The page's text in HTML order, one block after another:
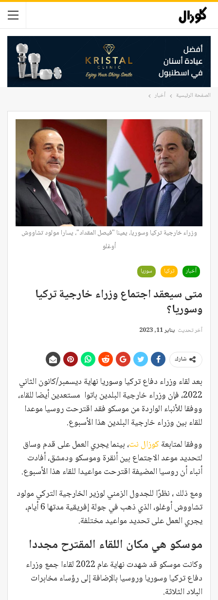
الصفحة الرئيسية أخبار
وزراء خارجية تركيا وسوريا، يمينا "فيصل المقداد"، يسارا مولود تشاووش
أوغلو
أخبار تركيا سوريا
متى سيعقد اجتماع وزراء خارجية تركيا
وسوريا؟
آخر تحديث يناير 11, 2023
شارك
بعد لقاء وزراء دفاع تركيا وسوريا نهاية ديسمبر/كانون الثاني
2022، فإن وزراء خارجية البلدين باتوا مستعدين أيضا للقاء،
ووفقا للأنباء الواردة من موسكو فقد اقترحت روسيا موعدا
للقاء بين وزراء خارجية البلدين هذا الأسبوع.
ووفقا لمتابعةكوزال نت، بينما يجري العمل على قدم وساق
لتحديد موعد الاجتماع بين أنقرة وموسكو ودمشق، أفادت
أنباء أن روسيا المضيفة اقترحت مواعيدا للقاء هذا الأسبوع.
ومع ذلك ، نظرًا للجدول الزمني لوزير الخارجية التركي مولود
تشاووش أوغلو، الذي ذهب في جولة إفريقية مدتها 6 أيام،
يجري العمل على تحديد مواعيد مختلفة.
موسكو هي مكان اللقاء المقترح مجددا
وكانت موسكو قد شهدت نهاية عام 2022 لقاءا جمع وزراء
دفاع تركيا وسوريا وروسيا بالإضافة إلى رؤساء مخابرات
البلاد الثلاثة.